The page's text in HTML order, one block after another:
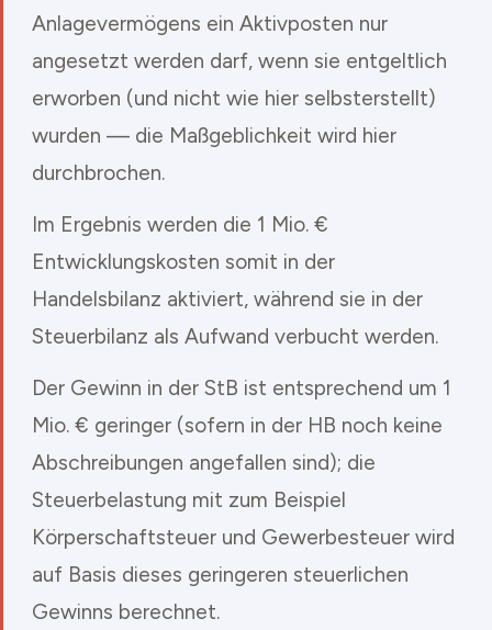
Anlagevermögens ein Aktivposten nur
angesetzt werden darf, wenn sie entgeltlich
erworben (und nicht wie hier selbsterstellt)
wurden — die Maßgeblichkeit wird hier
durchbrochen.
Im Ergebnis werden die 1 Mio. €
Entwicklungskosten somit in der
Handelsbilanz aktiviert, während sie in der
Steuerbilanz als Aufwand verbucht werden.
Der Gewinn in der StB ist entsprechend um 1
Mio. € geringer (sofern in der HB noch keine
Abschreibungen angefallen sind); die
Steuerbelastung mit zum Beispiel
Körperschaftsteuer und Gewerbesteuer wird
auf Basis dieses geringeren steuerlichen
Gewinns berechnet.